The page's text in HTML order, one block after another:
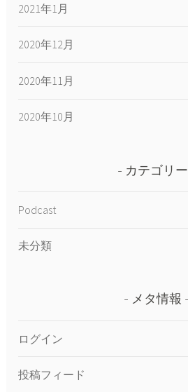
2021年1月
2020年12月
2020年11月
2020年10月
カテゴリー
Podcast
未分類
メタ情報
ログイン
投稿フィード